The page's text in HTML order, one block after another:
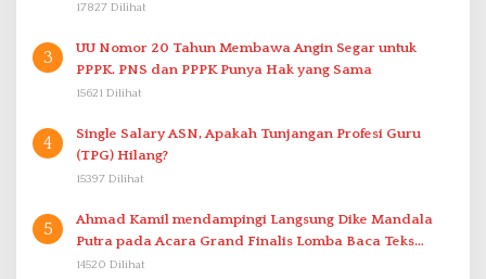
17827 Dilihat
3
UU Nomor 20 Tahun Membawa Angin Segar untuk
PPPK. PNS dan PPPK Punya Hak yang Sama
15621 Dilihat
4
Single Salary ASN, Apakah Tunjangan Profesi Guru
(TPG) Hilang?
15397 Dilihat
5
Ahmad Kamil mendampingi Langsung Dike Mandala
Putra pada Acara Grand Finalis Lomba Baca Teks
Proklamasi Mirip Bung Karno di Bali
14520 Dilihat